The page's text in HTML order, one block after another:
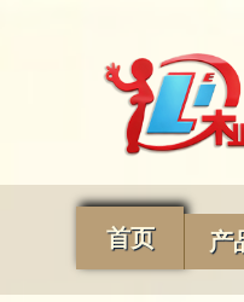
首页 产